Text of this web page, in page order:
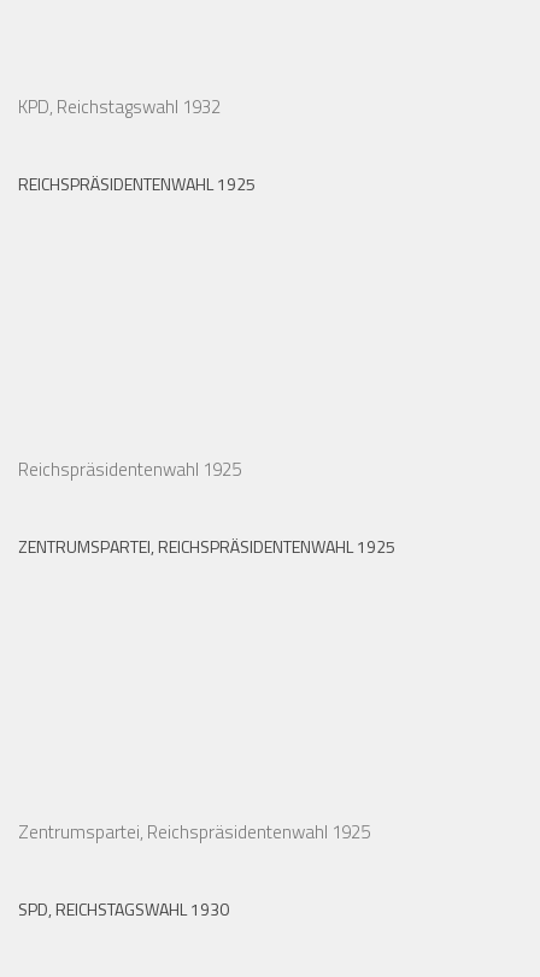
KPD, Reichstagswahl 1932
REICHSPRÄSIDENTENWAHL 1925
Reichspräsidentenwahl 1925
ZENTRUMSPARTEI, REICHSPRÄSIDENTENWAHL 1925
Zentrumspartei, Reichspräsidentenwahl 1925
SPD, REICHSTAGSWAHL 1930